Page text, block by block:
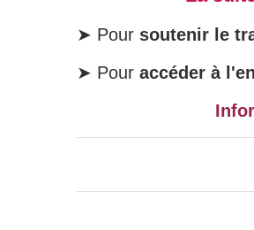
➤ Pour soutenir le
➤ Pour accéder à